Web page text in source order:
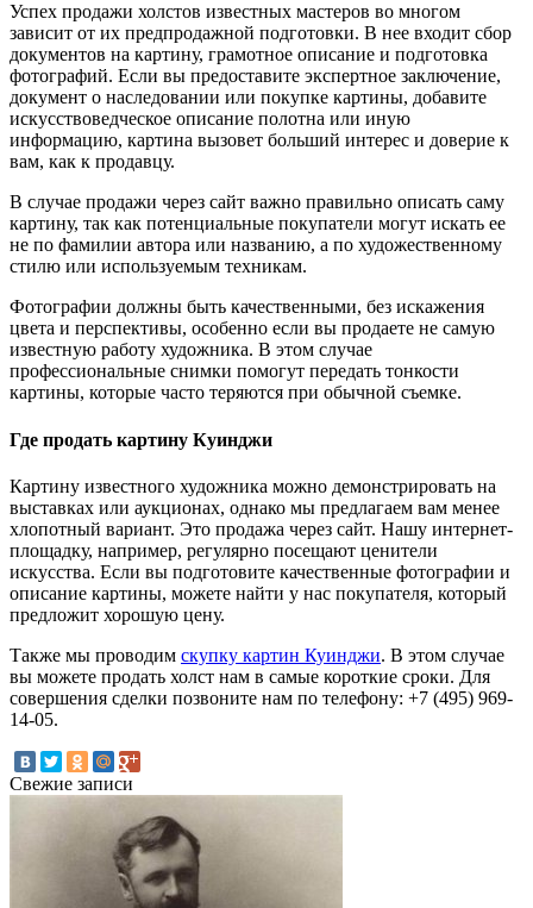
Успех продажи холстов известных мастеров во многом
зависит от их предпродажной подготовки. В нее входит сбор
документов на картину, грамотное описание и подготовка
фотографий. Если вы предоставите экспертное заключение,
документ о наследовании или покупке картины, добавите
искусствоведческое описание полотна или иную
информацию, картина вызовет больший интерес и доверие к
вам, как к продавцу.
В случае продажи через сайт важно правильно описать саму
картину, так как потенциальные покупатели могут искать ее
не по фамилии автора или названию, а по художественному
стилю или используемым техникам.
Фотографии должны быть качественными, без искажения
цвета и перспективы, особенно если вы продаете не самую
известную работу художника. В этом случае
профессиональные снимки помогут передать тонкости
картины, которые часто теряются при обычной съемке.
Где продать картину Куинджи
Картину известного художника можно демонстрировать на
выставках или аукционах, однако мы предлагаем вам менее
хлопотный вариант. Это продажа через сайт. Нашу интернет-
площадку, например, регулярно посещают ценители
искусства. Если вы подготовите качественные фотографии и
описание картины, можете найти у нас покупателя, который
предложит хорошую цену.
Также мы проводим скупку картин Куинджи. В этом случае
вы можете продать холст нам в самые короткие сроки. Для
совершения сделки позвоните нам по телефону: +7 (495) 969-
14-05.
Свежие записи